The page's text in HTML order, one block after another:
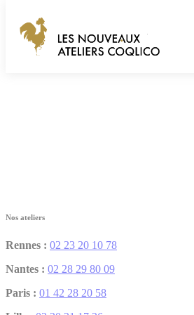
Les Nouveaux Ateliers Coqlico
Fermer
Nos ateliers
Rennes : 02 23 20 10 78
Nantes : 02 28 29 80 09
Paris : 01 42 28 20 58